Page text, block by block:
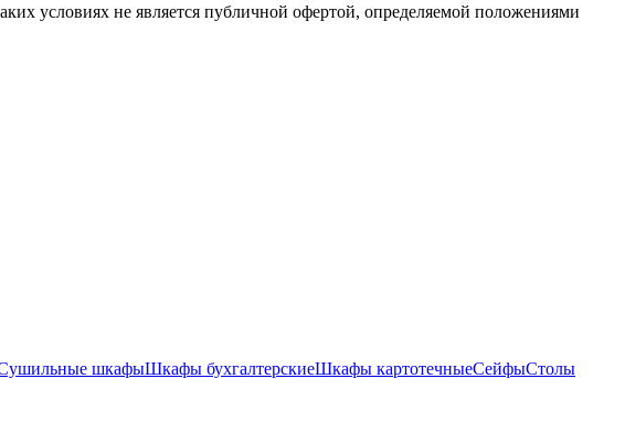
условиях не является публичной офертой, определяемой положениями
шкафыШкафы бухгалтерскиеШкафы картотечныеСейфыСтолы